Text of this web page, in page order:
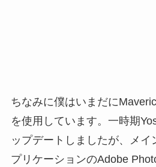
ちなみに僕はいまだに
を使用しています。一時期
ップデートしましたが、メイ
プリケーションのAdobe